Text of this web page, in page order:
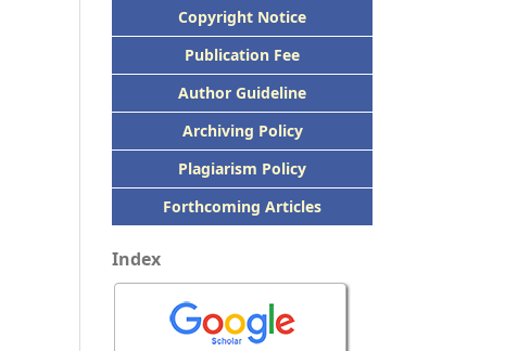
Copyright Notice
Publication Fee
Author Guideline
Archiving Policy
Plagiarism Policy
Forthcoming Articles
Index